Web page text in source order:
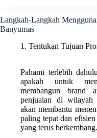
Langkah-Langkah
Banyumas
1. Tentukan Tujuan
Pahami terlebih
apakah untuk
membangun brand
penjualan di wilayah
akan membantu
paling tepat dan
yang terus berkembang.